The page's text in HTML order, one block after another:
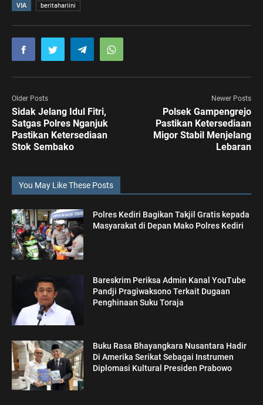
VIA beritahariini
Older Posts
Sidak Jelang Idul Fitri,
Satgas Polres Nganjuk
Pastikan Ketersediaan
Stok Sembako
Newer Posts
Polsek Gampengrejo
Pastikan Ketersediaan
Migor Stabil Menjelang
Lebaran
You May Like These Posts
Polres Kediri Bagikan Takjil Gratis kepada
Masyarakat di Depan Mako Polres Kediri
Bareskrim Periksa Admin Kanal YouTube
Pandji Pragiwaksono Terkait Dugaan
Penghinaan Suku Toraja
Buku Rasa Bhayangkara Nusantara Hadir
Di Amerika Serikat Sebagai Instrumen
Diplomasi Kultural Presiden Prabowo